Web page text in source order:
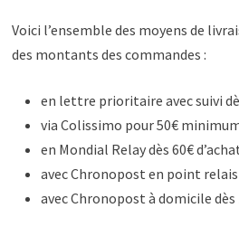
Voici l’ensemble des moyens de
des montants des commandes :
en lettre prioritaire avec suivi
via Colissimo pour 50€
en Mondial Relay dès 60€
avec Chronopost en point
avec Chronopost à domicile dès